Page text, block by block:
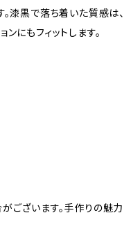
漆黒で落ち着いた質感は、
にもフィットします。
ございます。手作りの魅力